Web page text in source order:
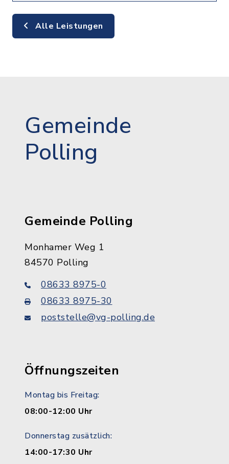
Alle Leistungen
Gemeinde
Polling
Gemeinde Polling
Monhamer Weg 1
84570 Polling
08633 8975-0
08633 8975-30
poststelle@vg-polling.de
Öffnungszeiten
Montag bis Freitag:
08:00-12:00 Uhr
Donnerstag zusätzlich:
14:00-17:30 Uhr